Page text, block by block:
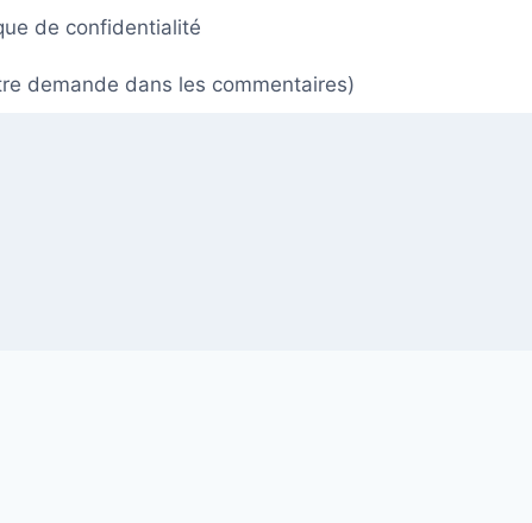
de confidentialité
demande dans les commentaires)